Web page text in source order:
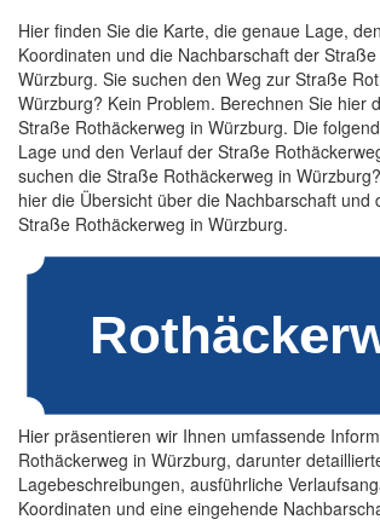
Hier finden Sie die Karte, die genaue Lage,
Koordinaten und die Nachbarschaft der
Würzburg. Sie suchen den Weg zur Straße
Würzburg? Kein Problem. Berechnen Sie hier
Straße Rothäckerweg in Würzburg. Die
Lage und den Verlauf der Straße
suchen die Straße Rothäckerweg in
hier die Übersicht über die Nachbarschaft und
Straße Rothäckerweg in Würzburg.
Hier präsentieren wir Ihnen umfassende
Rothäckerweg in Würzburg, darunter
Lagebeschreibungen, ausführliche
Koordinaten und eine eingehende